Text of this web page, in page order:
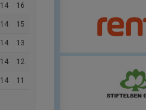
14 16
14 15
14 13
14 12
14 11